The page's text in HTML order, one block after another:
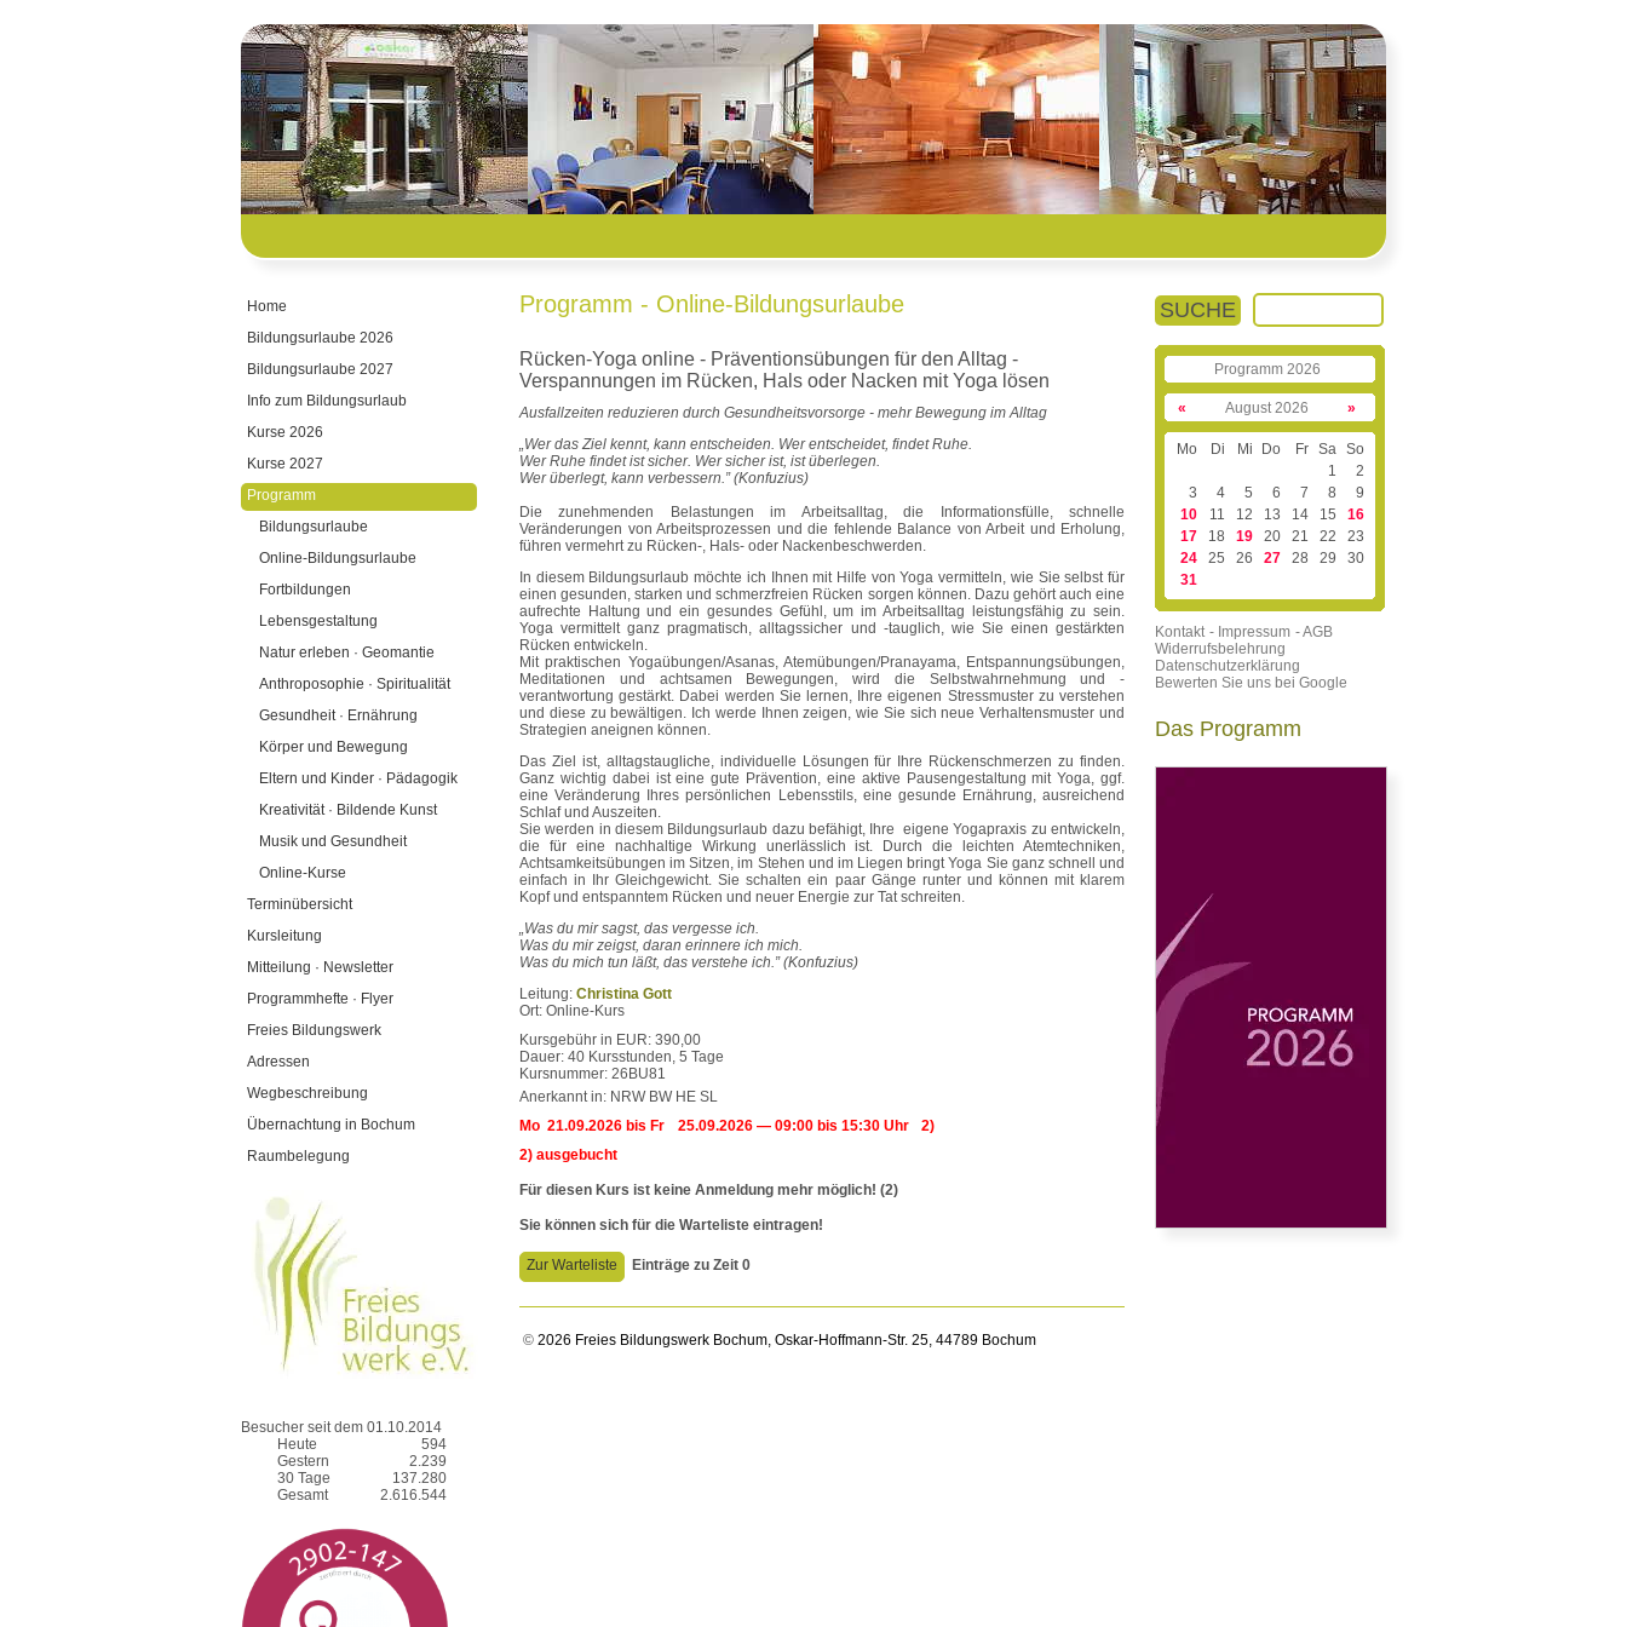
Home
Bildungsurlaube 2026
Bildungsurlaube 2027
Info zum Bildungsurlaub
Kurse 2026
Kurse 2027
Programm
Bildungsurlaube
Online-Bildungsurlaube
Fortbildungen
Lebensgestaltung
Natur erleben · Geomantie
Anthroposophie · Spiritualität
Gesundheit · Ernährung
Körper und Bewegung
Eltern und Kinder · Pädagogik
Kreativität · Bildende Kunst
Musik und Gesundheit
Online-Kurse
Terminübersicht
Kursleitung
Mitteilung · Newsletter
Programmhefte · Flyer
Freies Bildungswerk
Adressen
Wegbeschreibung
Übernachtung in Bochum
Raumbelegung
Besucher seit dem 01.10.2014
Heute
594
Gestern
2.239
30 Tage
137.280
Gesamt
2.616.544
Programm - Online-Bildungsurlaube
Rücken-Yoga online - Präventionsübungen für den Alltag -
Verspannungen im Rücken, Hals oder Nacken mit Yoga lösen
Ausfallzeiten reduzieren durch Gesundheitsvorsorge - mehr Bewegung im Alltag
„Wer das Ziel kennt, kann entscheiden. Wer entscheidet, findet Ruhe.
Wer Ruhe findet ist sicher. Wer sicher ist, ist überlegen.
Wer überlegt, kann verbessern.” (Konfuzius)
Die zunehmenden Belastungen im Arbeitsalltag, die Informationsfülle, schnelle
Veränderungen von Arbeitsprozessen und die fehlende Balance von Arbeit und Erholung,
führen vermehrt zu Rücken-, Hals- oder Nackenbeschwerden.
In diesem Bildungsurlaub möchte ich Ihnen mit Hilfe von Yoga vermitteln, wie Sie selbst für
einen gesunden, starken und schmerzfreien Rücken sorgen können. Dazu gehört auch eine
aufrechte Haltung und ein gesundes Gefühl, um im Arbeitsalltag leistungsfähig zu sein.
Yoga vermittelt ganz pragmatisch, alltagssicher und -tauglich, wie Sie einen gestärkten
Rücken entwickeln.
Mit praktischen Yogaübungen/Asanas, Atemübungen/Pranayama, Entspannungsübungen,
Meditationen und achtsamen Bewegungen, wird die Selbstwahrnehmung und -
verantwortung gestärkt. Dabei werden Sie lernen, Ihre eigenen Stressmuster zu verstehen
und diese zu bewältigen. Ich werde Ihnen zeigen, wie Sie sich neue Verhaltensmuster und
Strategien aneignen können.
Das Ziel ist, alltagstaugliche, individuelle Lösungen für Ihre Rückenschmerzen zu finden.
Ganz wichtig dabei ist eine gute Prävention, eine aktive Pausengestaltung mit Yoga, ggf.
eine Veränderung Ihres persönlichen Lebensstils, eine gesunde Ernährung, ausreichend
Schlaf und Auszeiten.
Sie werden in diesem Bildungsurlaub dazu befähigt, Ihre eigene Yogapraxis zu entwickeln,
die für eine nachhaltige Wirkung unerlässlich ist. Durch die leichten Atemtechniken,
Achtsamkeitsübungen im Sitzen, im Stehen und im Liegen bringt Yoga Sie ganz schnell und
einfach in Ihr Gleichgewicht. Sie schalten ein paar Gänge runter und können mit klarem
Kopf und entspanntem Rücken und neuer Energie zur Tat schreiten.
„Was du mir sagst, das vergesse ich.
Was du mir zeigst, daran erinnere ich mich.
Was du mich tun läßt, das verstehe ich.” (Konfuzius)
Leitung: Christina Gott
Ort: Online-Kurs
Kursgebühr in EUR: 390,00
Dauer: 40 Kursstunden, 5 Tage
Kursnummer: 26BU81
Anerkannt in: NRW BW HE SL
Mo 21.09.2026 bis Fr 25.09.2026 — 09:00 bis 15:30 Uhr
2)
2) ausgebucht
Für diesen Kurs ist keine Anmeldung mehr möglich! (2)
Sie können sich für die Warteliste eintragen!
Zur Warteliste Einträge zu Zeit 0
© 2026 Freies Bildungswerk Bochum, Oskar-Hoffmann-Str. 25, 44789 Bochum
SUCHE
Programm 2026
« August 2026 »
Mo Di Mi Do Fr Sa So
1
2
3
4 5 6 7 8
9
10
11 12 13 14 15
16
17
18 19 20 21 22
23
24
25 26 27 28 29
30
31
Kontakt - Impressum - AGB
Widerrufsbelehrung
Datenschutzerklärung
Bewerten Sie uns bei Google
Das Programm